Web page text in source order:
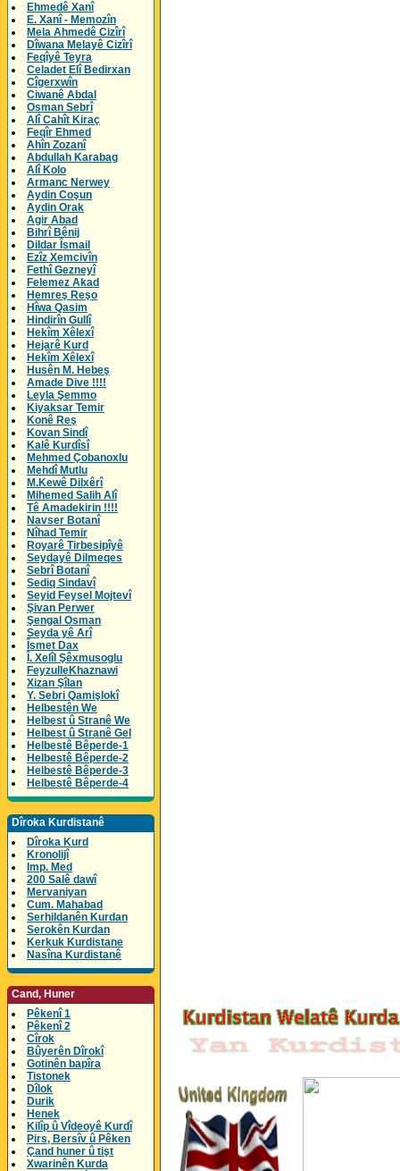
Ehmedê Xanî
E. Xanî - Memozîn
Mela Ahmedê Cizîrî
Dîwana Melayê Cizîrî
Feqîyê Teyra
Celadet Elî Bedirxan
Cîgerxwîn
Ciwanê Abdal
Osman Sebrî
Alî Cahît Kiraç
Feqîr Ehmed
Ahîn Zozanî
Abdullah Karabag
Alî Kolo
Armanc Nerwey
Aydin Coşun
Aydin Orak
Agir Abad
Bihrî Bênij
Dildar Îsmail
Ezîz Xemcivîn
Fethî Gezneyî
Felemez Akad
Hemreş Reşo
Hîwa Qasim
Hindirîn Gullî
Hekîm Xêlexî
Hejarê Kurd
Hekîm Xêlexî
Husên M. Hebeş
Amade Dive !!!!
Leyla Şemmo
Kiyaksar Temir
Konê Reş
Kovan Sindî
Kalê Kurdîsî
Mehmed Çobanoxlu
Mehdî Mutlu
M.Kewê Dilxêrî
Mihemed Salih Alî
Tê Amadekirin !!!!
Navser Botanî
Nîhad Temir
Royarê Tirbesipîyê
Seydayê Dilmeqes
Sebrî Botanî
Sediq Sindavî
Seyid Feysel Mojtevî
Şivan Perwer
Şengal Osman
Seyda yê Arî
Îsmet Dax
Î. Xelîl Şêxmusoglu
FeyzulleKhaznawi
Xizan Şîlan
Y. Sebri Qamişlokî
Helbestên We
Helbest û Stranê We
Helbest û Stranê Gel
Helbestê Bêperde-1
Helbestê Bêperde-2
Helbestê Bêperde-3
Helbestê Bêperde-4
Dîroka Kurdistanê
Dîroka Kurd
Kronolijî
Imp. Med
200 Salê dawî
Mervaniyan
Cum. Mahabad
Serhildanên Kurdan
Serokên Kurdan
Kerkuk Kurdistane
Nasîna Kurdistanê
Cand, Huner
Pêkenî 1
Pêkenî 2
Cîrok
Bûyerên Dîrokî
Gotinên bapîra
Tistonek
Dîlok
Durik
Henek
Kilîp û Vîdeoyê Kurdî
Pirs, Bersîv û Pêken
Çand huner û tişt
Xwarinên Kurda